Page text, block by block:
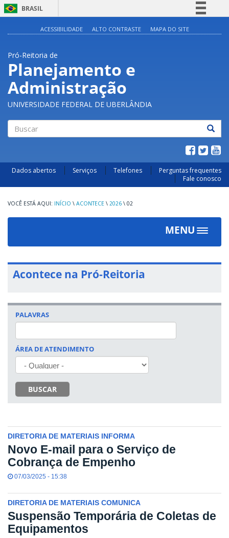
BRASIL
Acesso à informação
ACESSIBILIDADE ALTO CONTRASTE MAPA DO SITE
Pró-Reitoria de
Planejamento e
Administração
UNIVERSIDADE FEDERAL DE UBERLÂNDIA
Dados abertos Serviços Telefones
Perguntas frequentes
Fale conosco
INÍCIO \ ACONTECE \ 2026 \ 02
MENU
Toggle
Acontece na Pró-Reitoria
PALAVRAS
ÁREA DE ATENDIMENTO
BUSCAR
DIRETORIA DE MATERIAIS INFORMA
Novo E-mail para o Serviço de
Cobrança de Empenho
07/03/2025 - 15:38
DIRETORIA DE MATERIAIS COMUNICA
Suspensão Temporária de Coletas de
Equipamentos